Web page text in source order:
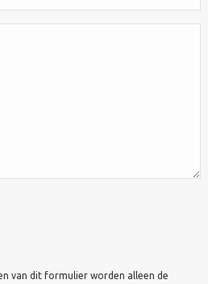
van dit formulier worden alleen de